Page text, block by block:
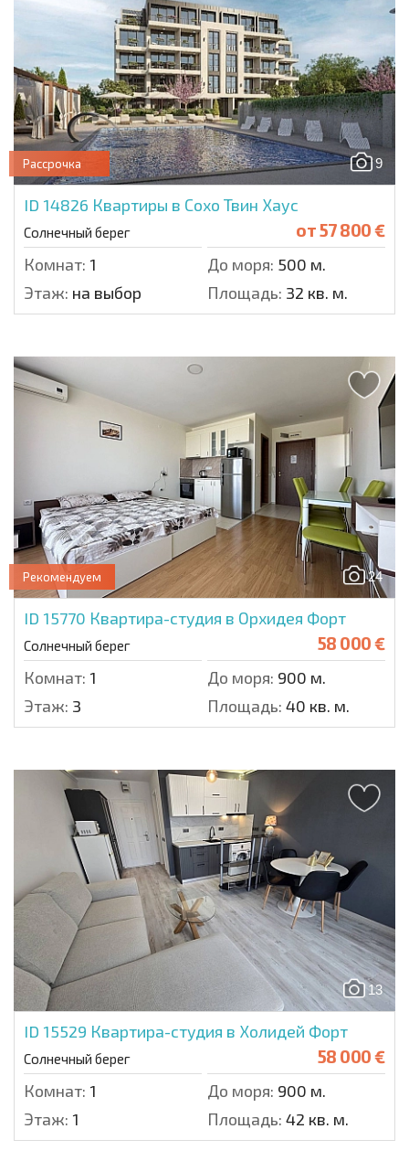
9
Рассрочка
ID 14826 Квартиры в Сохо Твин Хаус
Солнечный берег от57 800 €
Комнат: 1 До моря: 500 м.
Этаж: на выбор Площадь: 32 кв. м.
24
Рекомендуем
ID 15770 Квартира-студия в Орхидея Форт
Солнечный берег 58 000 €
Комнат: 1 До моря: 900 м.
Этаж: 3 Площадь: 40 кв. м.
13
ID 15529 Квартира-студия в Холидей Форт
Солнечный берег 58 000 €
Комнат: 1 До моря: 900 м.
Этаж: 1 Площадь: 42 кв. м.